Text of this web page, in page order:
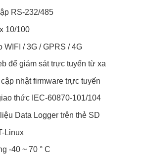
RS-232/485
10/100
WIFI / 3G / GPRS / 4G
để giám sát trực tuyến từ xa
nhật firmware trực tuyến
thức IEC-60870-101/104
Data Logger trên thẻ SD
Linux
-40 ~ 70 ° C